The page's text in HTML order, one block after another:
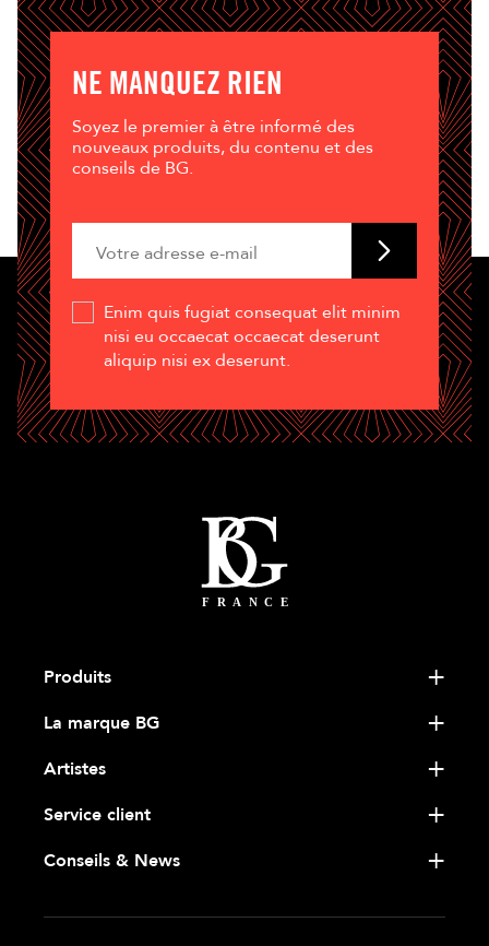
NE MANQUEZ RIEN
Soyez le premier à être informé des
nouveaux produits, du contenu et des
conseils de BG.
Enim quis fugiat consequat elit minim
nisi eu occaecat occaecat deserunt
aliquip nisi ex deserunt.
Produits
La marque BG
Artistes
Service client
Conseils & News